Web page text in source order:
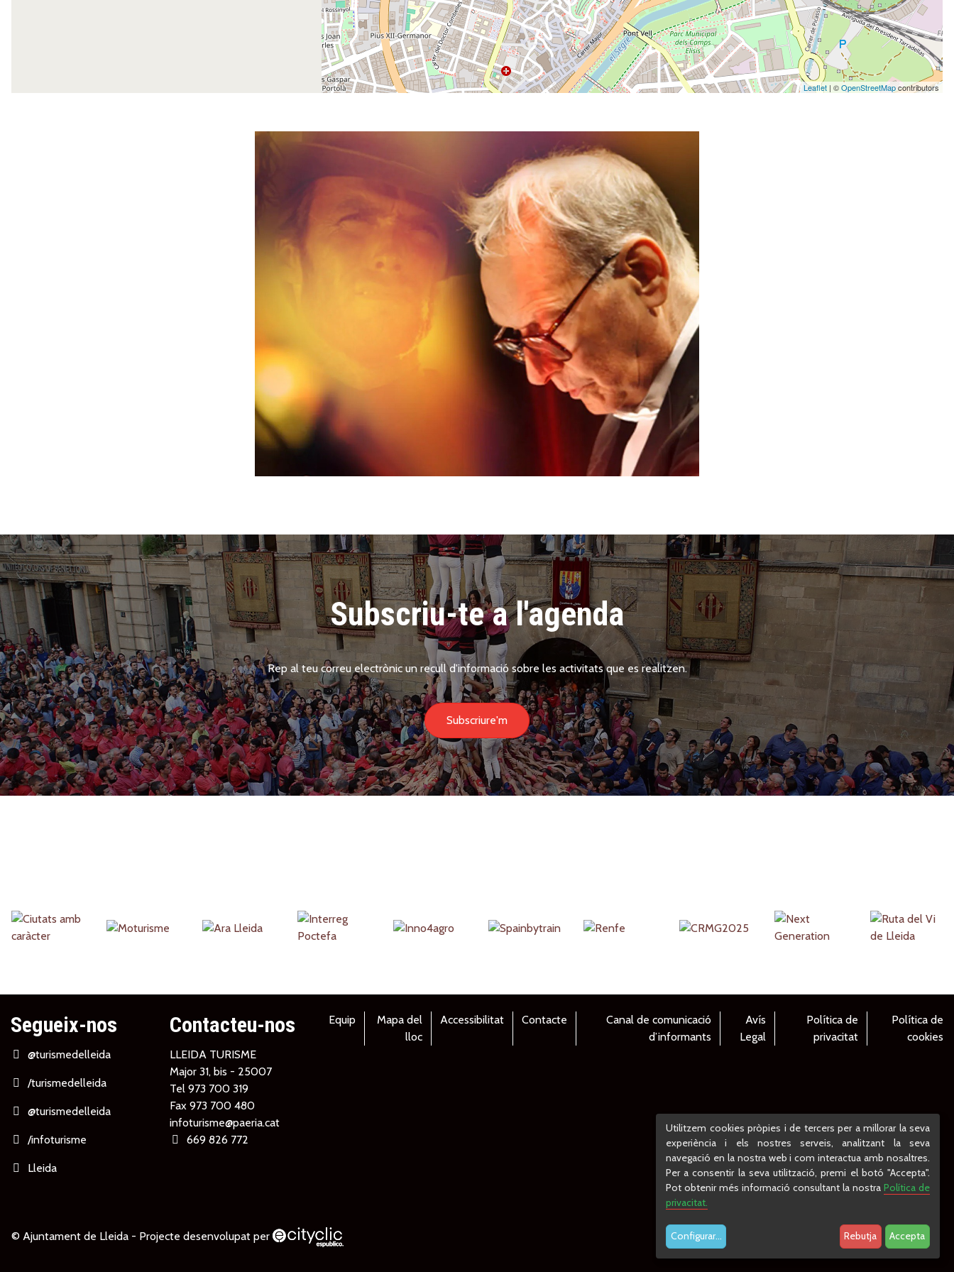
Leaflet| ©OpenStreetMapcontributors
Subscriu-te a l'agenda
Rep al teu correu electrònic un recull d'informació sobre les activitats que es realitzen.
Subscriure'm
Partners
Segueix-nos
@turismedelleida
/turismedelleida
@turismedelleida
/infoturisme
Lleida
Contacteu-nos
LLEIDA TURISME
Major 31, bis - 25007
Tel 973 700 319
Fax 973 700 480
infoturisme@paeria.cat
669 826 772
Equip
Mapa del
lloc
Accessibilitat Contacte
Canal de comunicació
d’informants
Avís
Legal
Política de
privacitat
Política de
cookies
© Ajuntament de Lleida - Projecte desenvolupat per
Utilitzem cookies pròpies i de tercers per a millorar la seva
experiència i els nostres serveis, analitzant la seva
navegació en la nostra web i com interactua amb nosaltres.
Per a consentir la seva utilització, premi el botó "Accepta".
Pot obtenir més informació consultant la nostra Política de
privacitat.
Configurar... Rebutja Accepta